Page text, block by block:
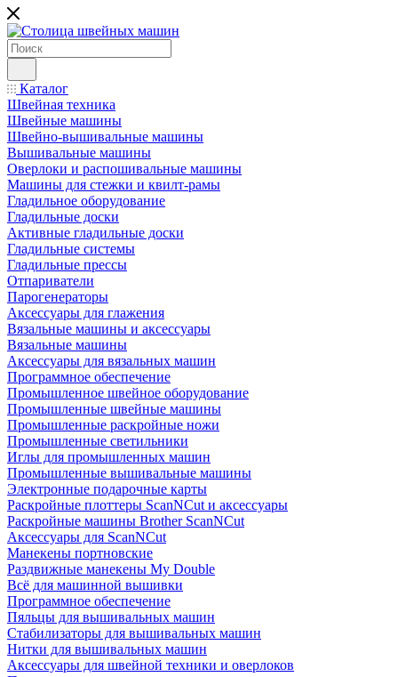
Каталог
Швейная техника
Швейные машины
Швейно-вышивальные машины
Вышивальные машины
Оверлоки и распошивальные машины
Машины для стежки и квилт-рамы
Гладильное оборудование
Гладильные доски
Активные гладильные доски
Гладильные системы
Гладильные прессы
Отпариватели
Парогенераторы
Аксессуары для глажения
Вязальные машины и аксессуары
Вязальные машины
Аксессуары для вязальных машин
Программное обеспечение
Промышленное швейное оборудование
Промышленные швейные машины
Промышленные раскройные ножи
Промышленные светильники
Иглы для промышленных машин
Промышленные вышивальные машины
Электронные подарочные карты
Раскройные плоттеры ScanNCut и аксессуары
Раскройные машины Brother ScanNCut
Аксессуары для ScanNCut
Манекены портновские
Раздвижные манекены My Double
Всё для машинной вышивки
Программное обеспечение
Пяльцы для вышивальных машин
Стабилизаторы для вышивальных машин
Нитки для вышивальных машин
Аксессуары для швейной техники и оверлоков